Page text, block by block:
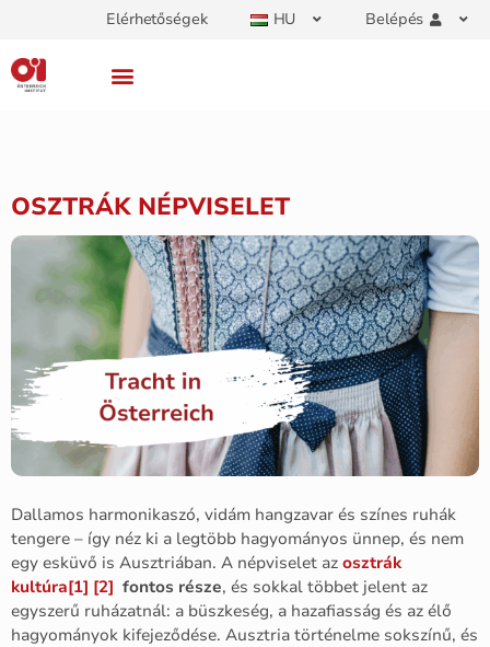
Elérhetőségek HU Belépés
OSZTRÁK NÉPVISELET
Dallamos harmonikaszó, vidám hangzavar és színes ruhák
tengere – így néz ki a legtöbb hagyományos ünnep, és nem
egy esküvő is Ausztriában. A népviselet az osztrák
kultúra[1] [2] fontos része, és sokkal többet jelent az
egyszerű ruházatnál: a büszkeség, a hazafiasság és az élő
hagyományok kifejeződése. Ausztria történelme sokszínű, és